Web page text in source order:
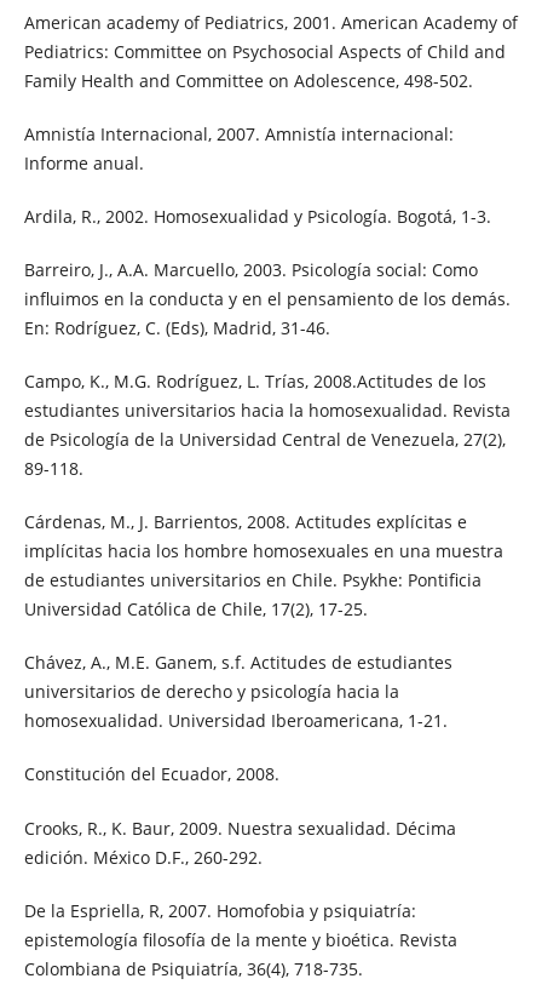
American academy of Pediatrics, 2001. American Academy of
Pediatrics: Committee on Psychosocial Aspects of Child and
Family Health and Committee on Adolescence, 498-502.
Amnistía Internacional, 2007. Amnistía internacional:
Informe anual.
Ardila, R., 2002. Homosexualidad y Psicología. Bogotá, 1-3.
Barreiro, J., A.A. Marcuello, 2003. Psicología social: Como
influimos en la conducta y en el pensamiento de los demás.
En: Rodríguez, C. (Eds), Madrid, 31-46.
Campo, K., M.G. Rodríguez, L. Trías, 2008.Actitudes de los
estudiantes universitarios hacia la homosexualidad. Revista
de Psicología de la Universidad Central de Venezuela, 27(2),
89-118.
Cárdenas, M., J. Barrientos, 2008. Actitudes explícitas e
implícitas hacia los hombre homosexuales en una muestra
de estudiantes universitarios en Chile. Psykhe: Pontificia
Universidad Católica de Chile, 17(2), 17-25.
Chávez, A., M.E. Ganem, s.f. Actitudes de estudiantes
universitarios de derecho y psicología hacia la
homosexualidad. Universidad Iberoamericana, 1-21.
Constitución del Ecuador, 2008.
Crooks, R., K. Baur, 2009. Nuestra sexualidad. Décima
edición. México D.F., 260-292.
De la Espriella, R, 2007. Homofobia y psiquiatría:
epistemología filosofía de la mente y bioética. Revista
Colombiana de Psiquiatría, 36(4), 718-735.